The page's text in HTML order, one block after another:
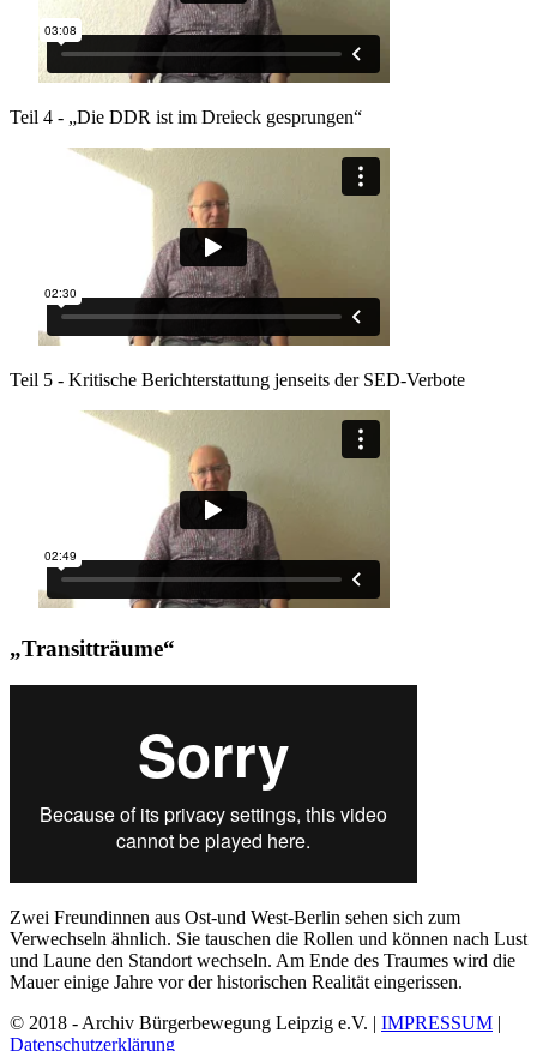
Teil 4 - „Die DDR ist im Dreieck gesprungen“
Teil 5 - Kritische Berichterstattung jenseits der SED-Verbote
„Transitträume“
Zwei Freundinnen aus Ost-und West-Berlin sehen sich zum
Verwechseln ähnlich. Sie tauschen die Rollen und können nach Lust
und Laune den Standort wechseln. Am Ende des Traumes wird die
Mauer einige Jahre vor der historischen Realität eingerissen.
© 2018 - Archiv Bürgerbewegung Leipzig e.V. | IMPRESSUM |
Datenschutzerklärung